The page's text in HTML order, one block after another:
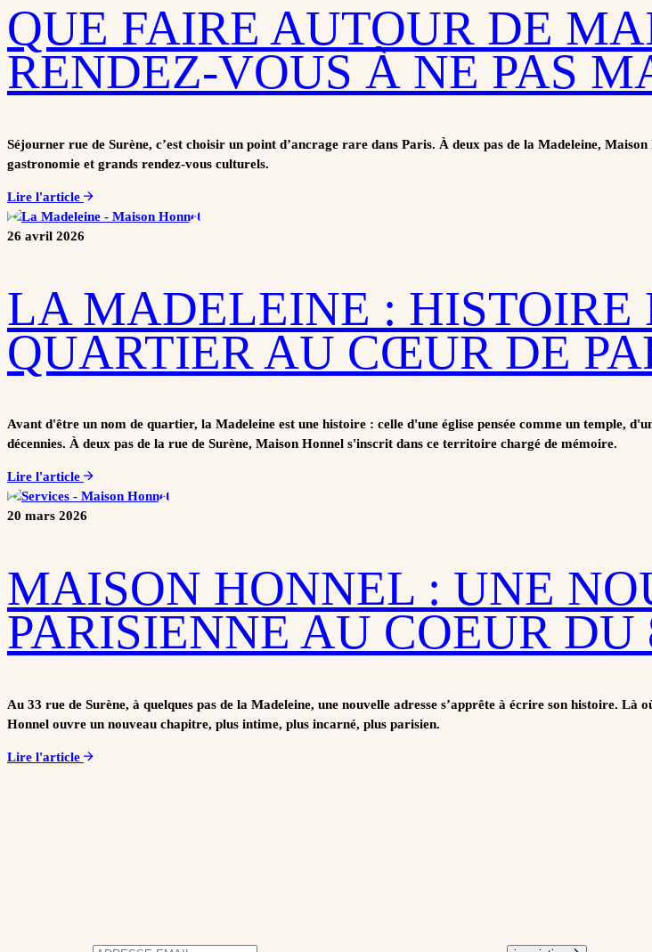
QUE FAIRE AUTOUR DE
RENDEZ-VOUS À NE PAS
Séjourner rue de Surène, c’est choisir un point d’ancrage rare dans Paris. À deux pas de la Madeleine,
gastronomie et grands rendez-vous culturels.
Lire l'article
26 avril 2026
LA MADELEINE : HISTOIRE
QUARTIER AU CŒUR DE
Avant d'être un nom de quartier, la Madeleine est une histoire : celle d'une église pensée comme un temple,
décennies. À deux pas de la rue de Surène, Maison Honnel s'inscrit dans ce territoire chargé de mémoire.
Lire l'article
20 mars 2026
MAISON HONNEL : UNE
PARISIENNE AU COEUR
Au 33 rue de Surène, à quelques pas de la Madeleine, une nouvelle adresse s’apprête à écrire son histoire.
Honnel ouvre un nouveau chapitre, plus intime, plus incarné, plus parisien.
Lire l'article